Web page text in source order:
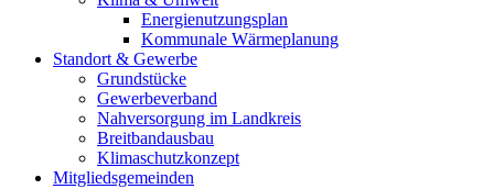
Energienutzungsplan
Kommunale Wärmeplanung
Standort & Gewerbe
Grundstücke
Gewerbeverband
Nahversorgung im Landkreis
Breitbandausbau
Klimaschutzkonzept
Mitgliedsgemeinden